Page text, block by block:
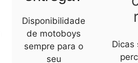
Disponibilidade
de motoboys
sempre para o
seu
Dicas